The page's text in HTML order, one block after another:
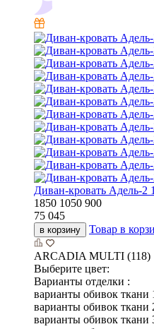
Диван-кровать Адель-2
1850 1050 900
75 045
в корзину Товар в
ARCADIA MULTI (118)
Выберите цвет:
Варианты отделки :
варианты обивок ткани
варианты обивок ткани
варианты обивок ткани